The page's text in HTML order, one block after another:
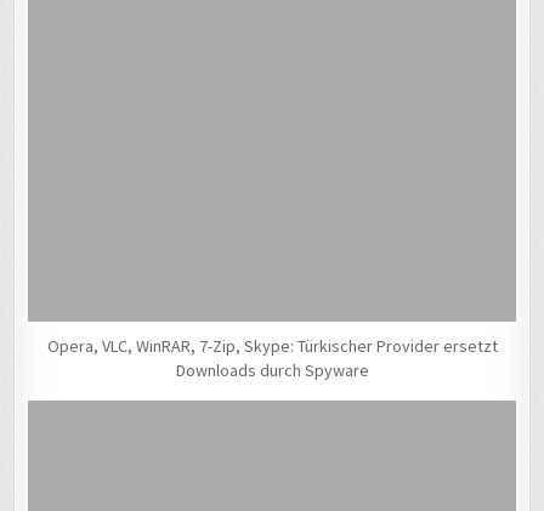
Opera, VLC, WinRAR, 7-Zip, Skype: Türkischer Provider ersetzt
Downloads durch Spyware